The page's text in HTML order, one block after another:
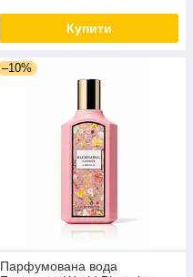
Купити
–10%
Парфумована вода